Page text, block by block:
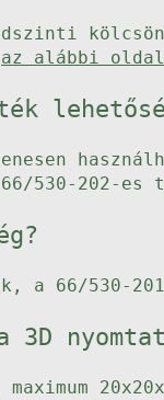
az alábbi
530-202-es
a 66/530-